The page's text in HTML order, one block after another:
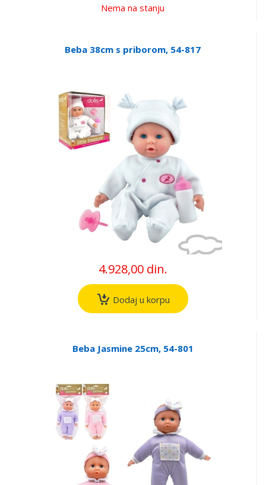
Nema na stanju
Beba 38cm s priborom, 54-817
4.928,00 din.
Dodaj u korpu
Beba Jasmine 25cm, 54-801